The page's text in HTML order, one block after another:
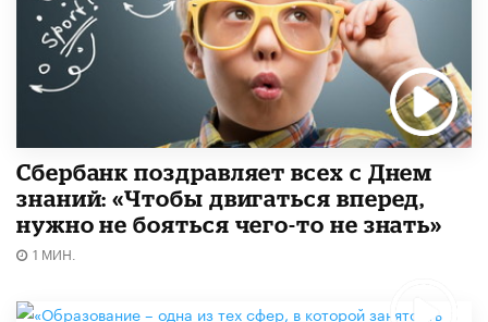
Сбербанк поздравляет всех с Днем
знаний: «Чтобы двигаться вперед,
нужно не бояться чего-то не знать»
1 МИН.